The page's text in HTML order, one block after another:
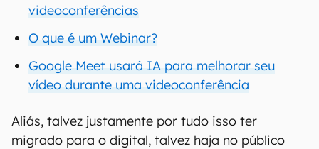
videoconferências
O que é um Webinar?
Google Meet usará IA para melhorar seu
vídeo durante uma videoconferência
Aliás, talvez justamente por tudo isso ter
migrado para o digital, talvez haja no público